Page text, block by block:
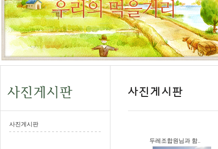
오시는길
일정안내
사진게시판
두레조합원님과 함..